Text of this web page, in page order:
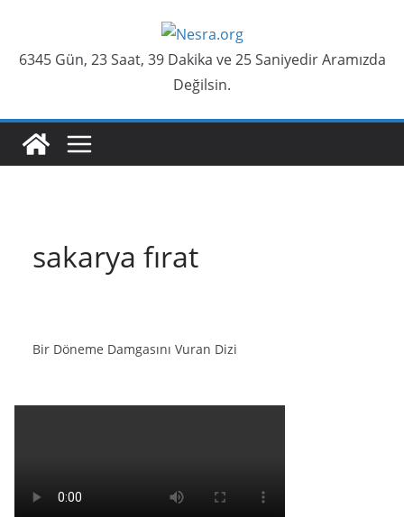
content
6345 Gün, 23 Saat, 39 Dakika ve 26 Saniyedir Aramızda
Değilsin.
sakarya fırat
Bir Döneme Damgasını Vuran Dizi